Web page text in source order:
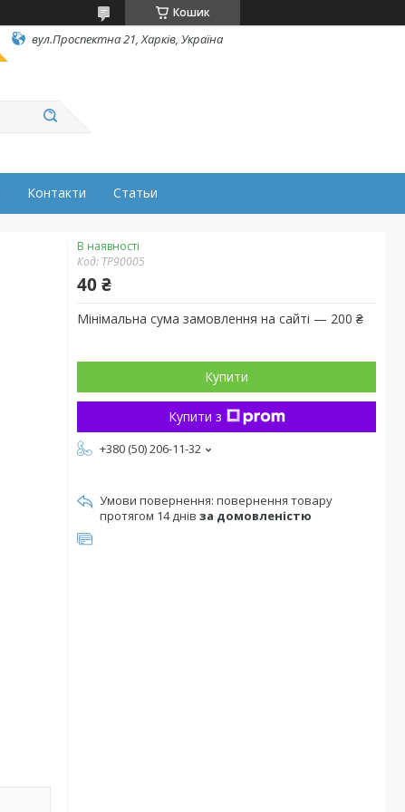
Кошик
вул.Проспектна 21, Харків, Україна
Контакти Статьи
В наявності
Код: TP90005
40 ₴
Мінімальна сума замовлення на сайті — 200 ₴
Купити
Купити з
+380 (50) 206-11-32
повернення товару
протягом 14 днів за домовленістю